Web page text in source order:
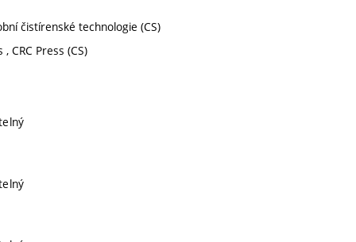
čistírenské technologie (CS)
CRC Press (CS)